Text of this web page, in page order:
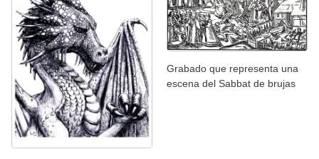
Grabado que representa una
escena del Sabbat de brujas